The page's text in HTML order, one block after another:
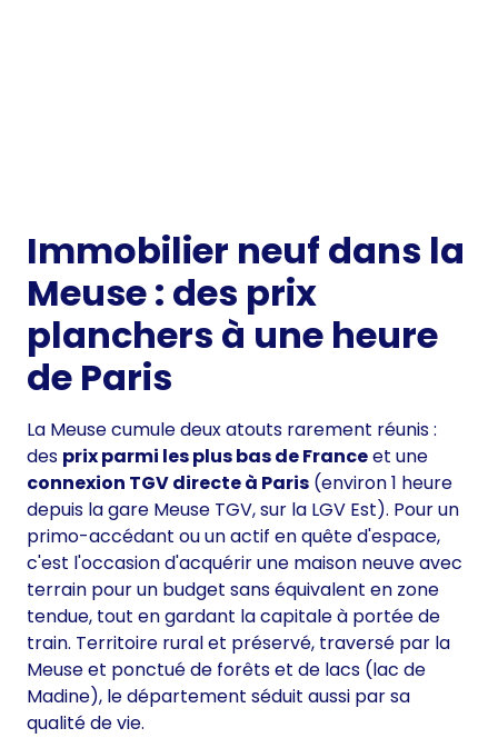
Immobilier neuf dans la
Meuse : des prix
planchers à une heure
de Paris
La Meuse cumule deux atouts rarement réunis :
des prix parmi les plus bas de Franceet une
connexion TGV directe à Paris (environ 1 heure
depuis la gare Meuse TGV, sur la LGV Est). Pour un
primo-accédant ou un actif en quête d'espace,
c'est l'occasion d'acquérir une maison neuve avec
terrain pour un budget sans équivalent en zone
tendue, tout en gardant la capitale à portée de
train. Territoire rural et préservé, traversé par la
Meuse et ponctué de forêts et de lacs (lac de
Madine), le département séduit aussi par sa
qualité de vie.